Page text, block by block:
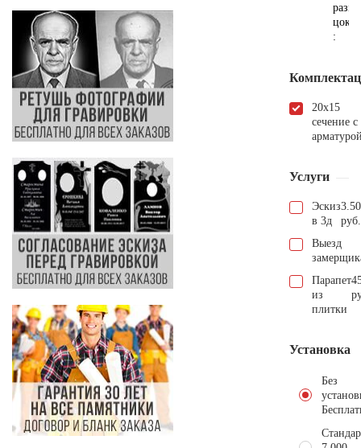
:
20х15
сечение с
Услуги
Эскиз
в 3д
руб.
Выезд
Парапет
из
плитки
Установка
Без